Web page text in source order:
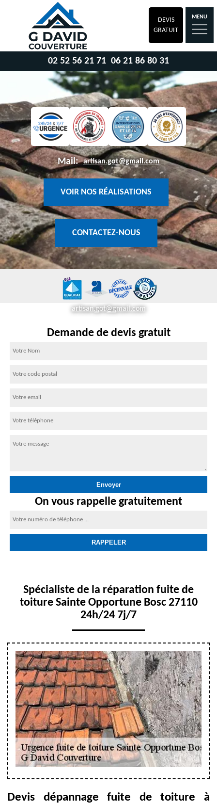
DEVIS
GRATUIT
MENU
02 52 56 21 71 06 21 86 80 31
Mail: artisan.got@gmail.com
VOIR NOS RÉALISATIONS
CONTACTEZ-NOUS
artisan.got@gmail.com
Demande de devis gratuit
On vous rappelle gratuitement
Spécialiste de la réparation fuite de
toiture Sainte Opportune Bosc 27110
24h/24 7j/7
Devis dépannage fuite de toiture à